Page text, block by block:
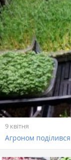
9 квітня
Агроном